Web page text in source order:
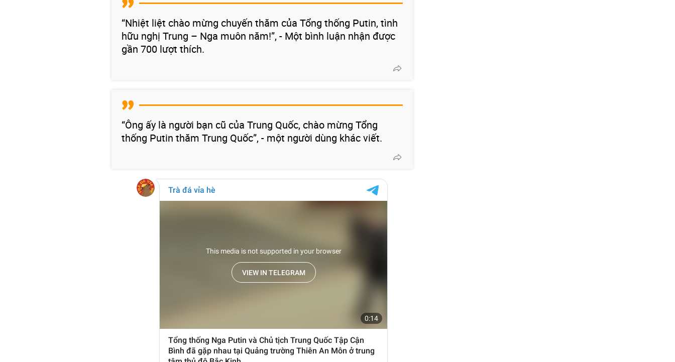
“Nhiệt liệt chào mừng chuyến thăm của Tổng thống Putin, tình
hữu nghị Trung – Nga muôn năm!”, - Một bình luận nhận được
gần 700 lượt thích.
“Ông ấy là người bạn cũ của Trung Quốc, chào mừng Tổng
thống Putin thăm Trung Quốc”, - một người dùng khác viết.